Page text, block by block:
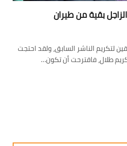
بقية من طيران
الناشر السابق، ولقد احتجت
طلال، فاقترحت أن تكون…